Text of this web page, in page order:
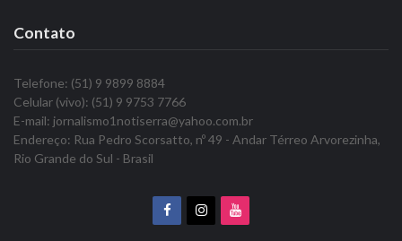
Contato
Telefone: (51) 9 9899 8884
Celular (vivo): (51) 9 9753 7766
E-mail: jornalismo1notiserra@yahoo.com.br
Endereço: Rua Pedro Scorsatto, nº 49 - Andar Térreo Arvorezinha,
Rio Grande do Sul - Brasil